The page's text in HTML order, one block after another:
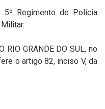
Regimento de Polícia
RIO GRANDE DO SUL, no
o artigo 82, inciso V, da